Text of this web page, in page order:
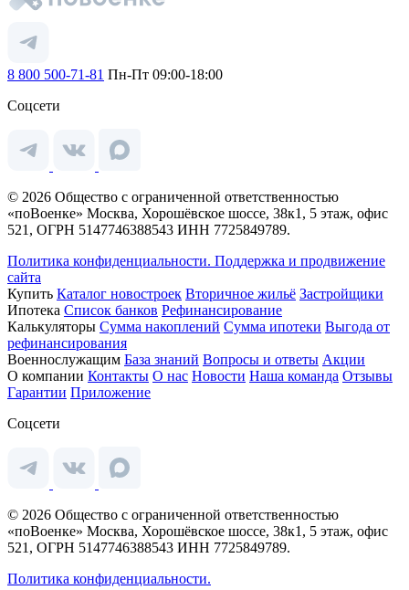
8 800 500-71-81 Пн-Пт 09:00-18:00
Соцсети
© 2026 Общество с ограниченной ответственностью
«поВоенке» Москва, Хорошёвское шоссе, 38к1, 5 этаж, офис
521, ОГРН 5147746388543 ИНН 7725849789.
Политика конфиденциальности. Поддержка и продвижение
сайта
Купить Каталог новостроек Вторичное жильё Застройщики
Ипотека Список банков Рефинансирование
Калькуляторы Сумма накоплений Сумма ипотеки Выгода от
рефинансирования
Военнослужащим База знаний Вопросы и ответы Акции
О компании Контакты О нас Новости Наша команда Отзывы
Гарантии Приложение
Соцсети
© 2026 Общество с ограниченной ответственностью
«поВоенке» Москва, Хорошёвское шоссе, 38к1, 5 этаж, офис
521, ОГРН 5147746388543 ИНН 7725849789.
Политика конфиденциальности.